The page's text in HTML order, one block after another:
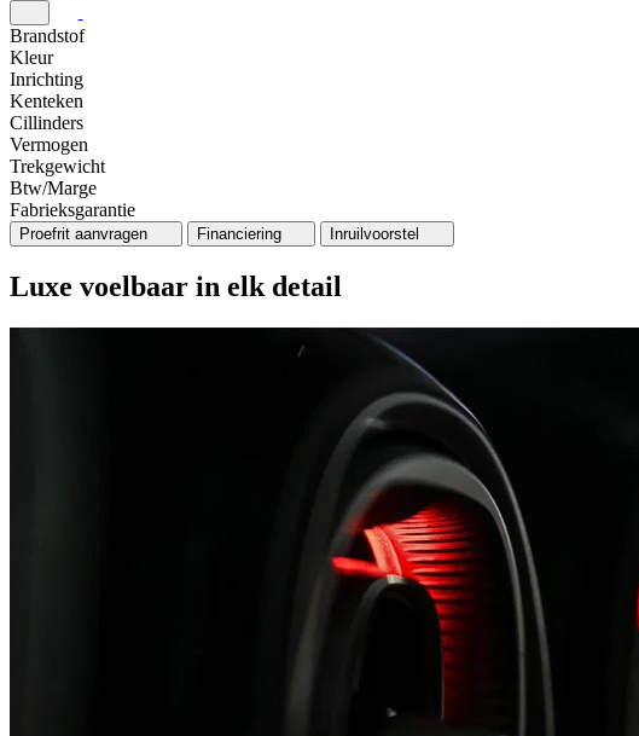
Brandstof
Kleur
Inrichting
Kenteken
Cillinders
Vermogen
Trekgewicht
Btw/Marge
Fabrieksgarantie
Proefrit aanvragen Financiering Inruilvoorstel
Luxe voelbaar in elk detail